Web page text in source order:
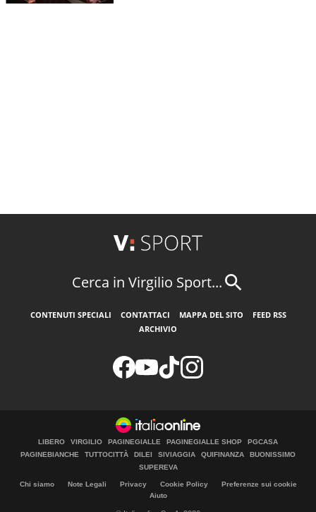
Cerca in Virgilio Sport...
CONTENUTI SPECIALI CONTATTACI MAPPA DEL SITO
FEED RSS
ARCHIVIO
LIBERO VIRGILIO PAGINEGIALLE PAGINEGIALLE SHOP
PGCASA
PAGINEBIANCHE
TUTTOCITTÀ DILEI SIVIAGGIA QUIFINANZA
BUONISSIMO
SUPEREVA
Chi siamo Note Legali Privacy Cookie Policy
Preferenze sui cookie
Aiuto